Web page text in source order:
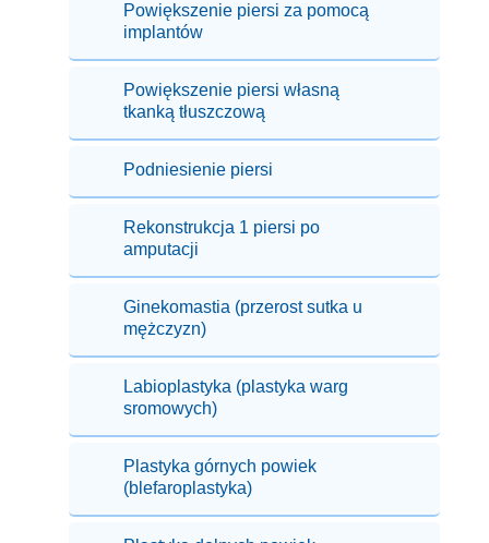
Powiększenie piersi za pomocą
implantów
Powiększenie piersi własną
tkanką tłuszczową
Podniesienie piersi
Rekonstrukcja 1 piersi po
amputacji
Ginekomastia (przerost sutka u
mężczyzn)
Labioplastyka (plastyka warg
sromowych)
Plastyka górnych powiek
(blefaroplastyka)